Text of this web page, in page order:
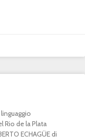
Rio de la Plata
ECHAGÜE di